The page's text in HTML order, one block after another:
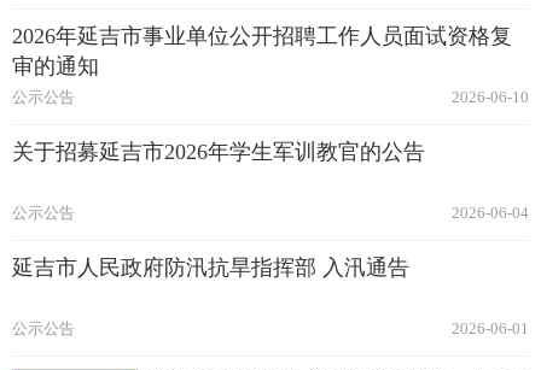
2026年延吉市事业单位公开招聘工作人员面试资格复
审的通知
2026-06-10
公示公告
关于招募延吉市2026年学生军训教官的公告
2026-06-04
公示公告
延吉市人民政府防汛抗旱指挥部 入汛通告
2026-06-01
公示公告